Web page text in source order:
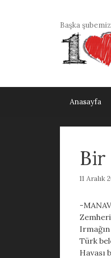
Başka
Anasayfa
Bir
11 Aralık
-
Türk
Havası